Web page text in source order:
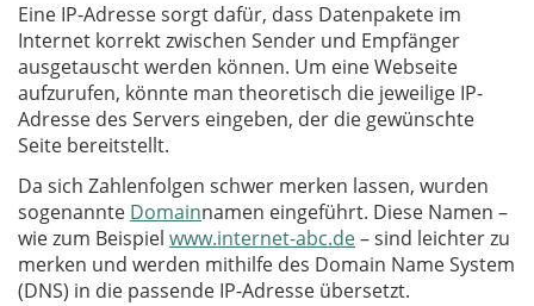
Eine IP-Adresse sorgt dafür, dass Datenpakete im
Internet korrekt zwischen Sender und Empfänger
ausgetauscht werden können. Um eine Webseite
aufzurufen, könnte man theoretisch die jeweilige IP-
Adresse des Servers eingeben, der die gewünschte
Seite bereitstellt.
Da sich Zahlenfolgen schwer merken lassen, wurden
sogenannte Domainnamen eingeführt. Diese Namen –
wie zum Beispiel www.internet-abc.de– sind leichter zu
merken und werden mithilfe des Domain Name System
(DNS) in die passende IP-Adresse übersetzt.